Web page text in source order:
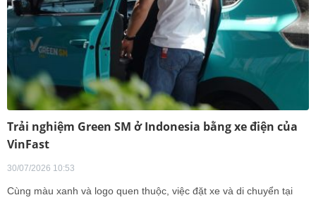
Trải nghiệm Green SM ở Indonesia bằng xe điện của
VinFast
30/07/2026 10:53
Cùng màu xanh và logo quen thuộc, việc đặt xe và di chuyển tại